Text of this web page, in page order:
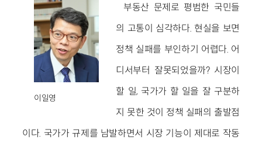
이일영
부동산 문제로 평범한 국민들
의 고통이 심각하다. 현실을 보면
정책 실패를 부인하기 어렵다. 어
디서부터 잘못되었을까? 시장이
할 일, 국가가 할 일을 잘 구분하
지 못한 것이 정책 실패의 출발점
이다. 국가가 규제를 남발하면서 시장 기능이 제대로 작동